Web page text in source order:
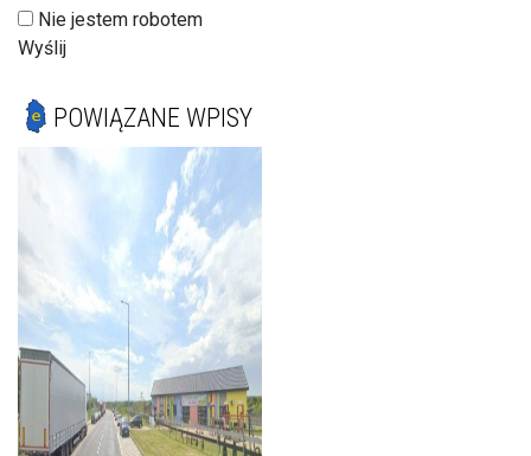
Nie jestem robotem
Wyślij
POWIĄZANE WPISY